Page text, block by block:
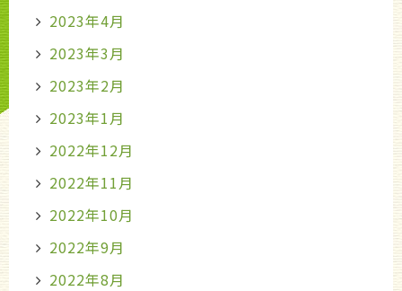
2023年4月
2023年3月
2023年2月
2023年1月
2022年12月
2022年11月
2022年10月
2022年9月
2022年8月